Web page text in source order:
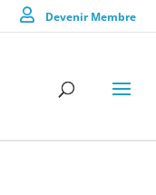
Devenir Membre